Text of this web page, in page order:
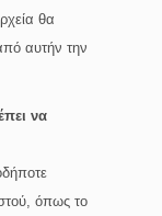
θα
αυτήν την
να
όπως το